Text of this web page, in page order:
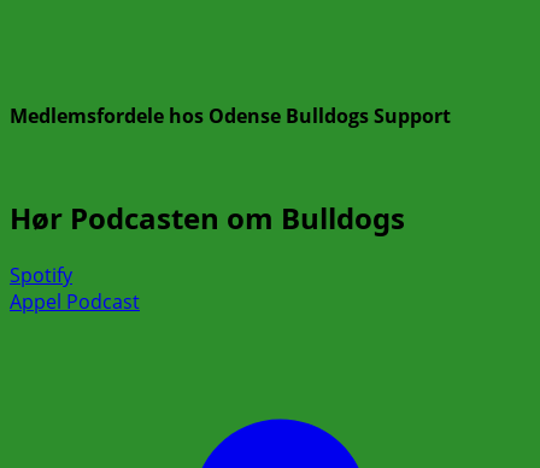
Medlemsfordele hos Odense Bulldogs Support
Hør Podcasten om Bulldogs
Spotify
Appel Podcast